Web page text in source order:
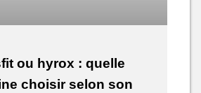
ou hyrox : quelle
choisir selon son